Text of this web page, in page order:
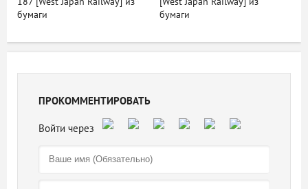
бумаги
бумаги
ПРОКОММЕНТИРОВАТЬ